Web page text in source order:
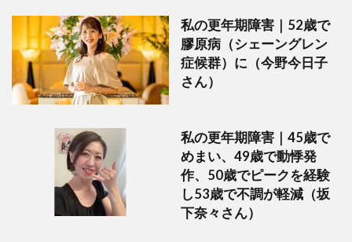
私の更年期障害｜52歳で
膠原病（シェーングレン
症候群）に（今野今日子
さん）
私の更年期障害｜45歳で
めまい、49歳で動悸発
作、50歳でピークを経験
し53歳で不調が軽減（坂
下奈々さん）